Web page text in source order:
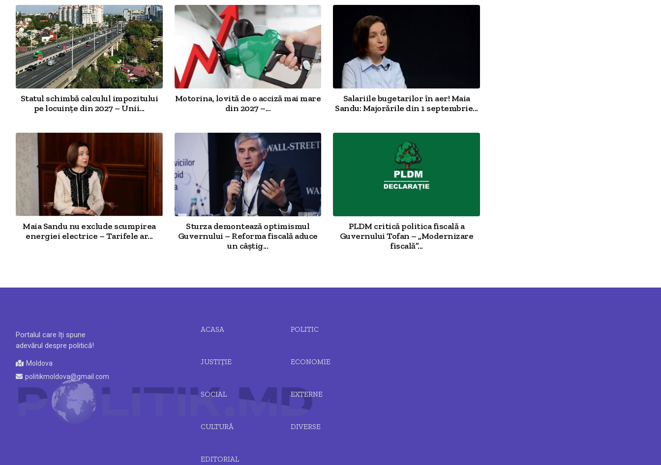
Statul schimbă calculul impozitului
pe locuințe din 2027 – Unii...
Motorina, lovită de o acciză mai mare
din 2027 –...
Salariile bugetarilor în aer! Maia
Sandu: Majorările din 1 septembrie...
Maia Sandu nu exclude scumpirea
energiei electrice – Tarifele ar...
Sturza demontează optimismul
Guvernului – Reforma fiscală aduce
un câștig...
PLDM critică politica fiscală a
Guvernului Tofan – „Modernizare
fiscală”...
Portalul care îți spune
adevărul despre politică!
Moldova
politikmoldova@gmail.com
ACASA POLITIC
JUSTIȚIE ECONOMIE
SOCIAL EXTERNE
CULTURĂ DIVERSE
EDITORIAL